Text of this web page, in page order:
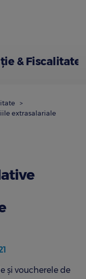
& Fiscalitate
extrasalariale
şi voucherele de